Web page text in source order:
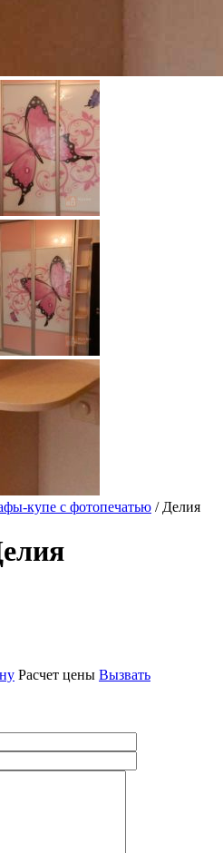
купе с фотопечатью / Делия
Расчет цены Вызвать